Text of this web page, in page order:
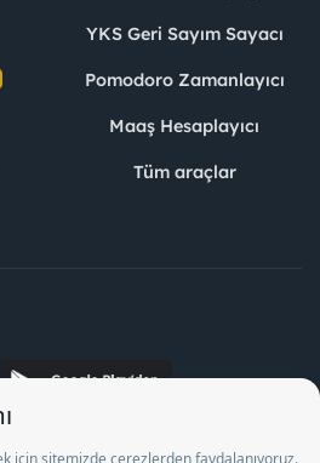
YKS Geri Sayım Sayacı
Pomodoro Zamanlayıcı
Maaş Hesaplayıcı
Tüm araçlar